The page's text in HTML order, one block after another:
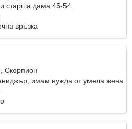
старша дама 45-54
връзка
Скорпион
имам нужда от умела жена